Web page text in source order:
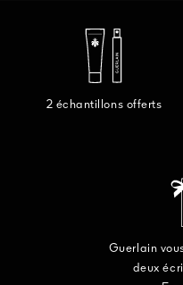
2 échantillons offerts
Guerlain
deux